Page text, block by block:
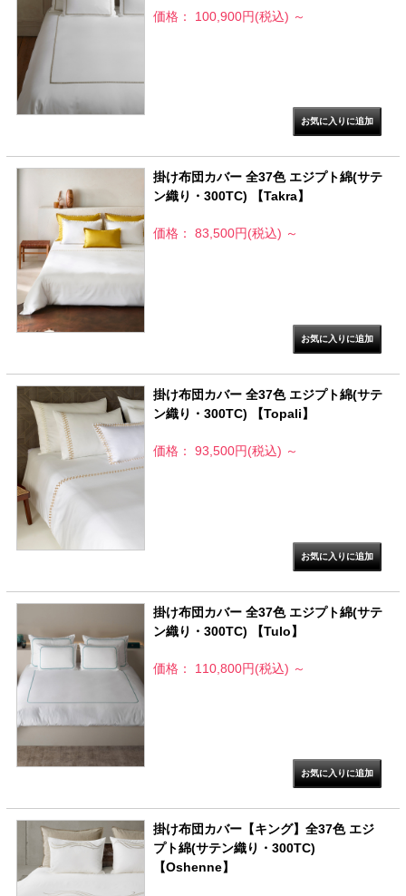
価格： 100,900円(税込) ～
掛け布団カバー 全37色 エジプト綿(サテ
ン織り・300TC) 【Takra】
価格： 83,500円(税込) ～
掛け布団カバー 全37色 エジプト綿(サテ
ン織り・300TC) 【Topali】
価格： 93,500円(税込) ～
掛け布団カバー 全37色 エジプト綿(サテ
ン織り・300TC) 【Tulo】
価格： 110,800円(税込) ～
掛け布団カバー【キング】全37色 エジ
プト綿(サテン織り・300TC)
【Oshenne】